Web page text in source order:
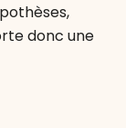
donc une